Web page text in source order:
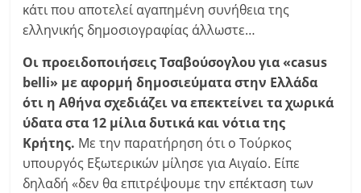
κάτι που αποτελεί αγαπημένη συνήθεια της
ελληνικής δημοσιογραφίας άλλωστε…
Οι προειδοποιήσεις Τσαβούσογλου για «casus
belli» με αφορμή δημοσιεύματα στην Ελλάδα
ότι η Αθήνα σχεδιάζει να επεκτείνει τα χωρικά
ύδατα στα 12 μίλια δυτικά και νότια της
Κρήτης. Με την παρατήρηση ότι ο Τούρκος
υπουργός Εξωτερικών μίλησε για Αιγαίο. Είπε
δηλαδή «δεν θα επιτρέψουμε την επέκταση των